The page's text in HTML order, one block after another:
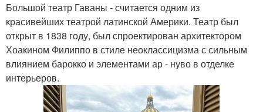
Большой театр Гаваны - считается одним из
красивейших театрой латинской Америки. Театр был
открыт в 1838 году, был спроектирован архитектором
Хоакином Филиппо в стиле неоклассицизма с сильным
влиянием барокко и элементами ар - нуво в отделке
интерьеров.